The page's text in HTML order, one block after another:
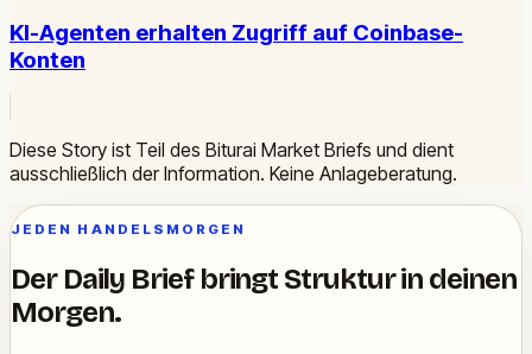
KI-Agenten erhalten Zugriff auf Coinbase-
Konten
Diese Story ist Teil des Biturai Market Briefs und dient
ausschließlich der Information. Keine Anlageberatung.
JEDEN HANDELSMORGEN
Der Daily Brief bringt Struktur in deinen
Morgen.